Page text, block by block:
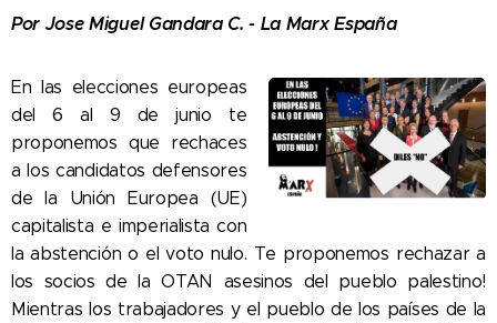
Por Jose Miguel Gandara C. - La Marx España
En las elecciones europeas
del 6 al 9 de junio te
proponemos que rechaces
a los candidatos defensores
de la Unión Europea (UE)
capitalista e imperialista con
la abstención o el voto nulo. Te proponemos rechazar a
los socios de la OTAN asesinos del pueblo palestino!
Mientras los trabajadores y el pueblo de los países de la